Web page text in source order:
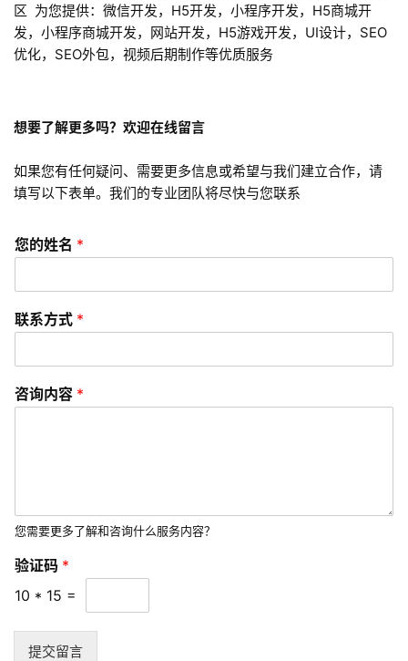
务
H
发
微
信
发
小
程
序
e
o
化
区 为您提供：微信开发，H5开发，小程序开发，H5商城开
发，小程序商城开发，网站开发，H5游戏开发，UI设计，SEO
优化，SEO外包，视频后期制作等优质服务
想要了解更多吗？欢迎在线留言
如果您有任何疑问、需要更多信息或希望与我们建立合作，请
填写以下表单。我们的专业团队将尽快与您联系
您的姓名 *
联系方式 *
咨询内容 *
您需要更多了解和咨询什么服务内容？
验证码 *
10 * 15 =
提交留言